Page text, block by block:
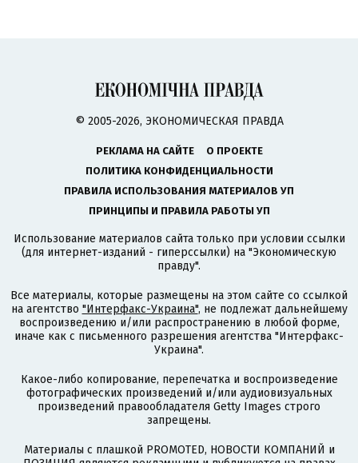
© 2005-2026, ЭКОНОМИЧЕСКАЯ ПРАВДА
РЕКЛАМА НА САЙТЕ
О ПРОЕКТЕ
ПОЛИТИКА КОНФИДЕНЦИАЛЬНОСТИ
ПРАВИЛА ИСПОЛЬЗОВАНИЯ МАТЕРИАЛОВ УП
ПРИНЦИПЫ И ПРАВИЛА РАБОТЫ УП
Использование материалов сайта только при условии ссылки
(для интернет-изданий - гиперссылки) на "Экономическую
правду".
Все материалы, которые размещены на этом сайте со ссылкой
на агентство "Интерфакс-Украина", не подлежат дальнейшему
воспроизведению и/или распространению в любой форме,
иначе как с письменного разрешения агентства "Интерфакс-
Украина".
Какое-либо копирование, перепечатка и воспроизведение
фотографических произведений и/или аудиовизуальных
произведений правообладателя Getty Images строго
запрещены.
Материалы с плашкой PROMOTED, НОВОСТИ КОМПАНИЙ и